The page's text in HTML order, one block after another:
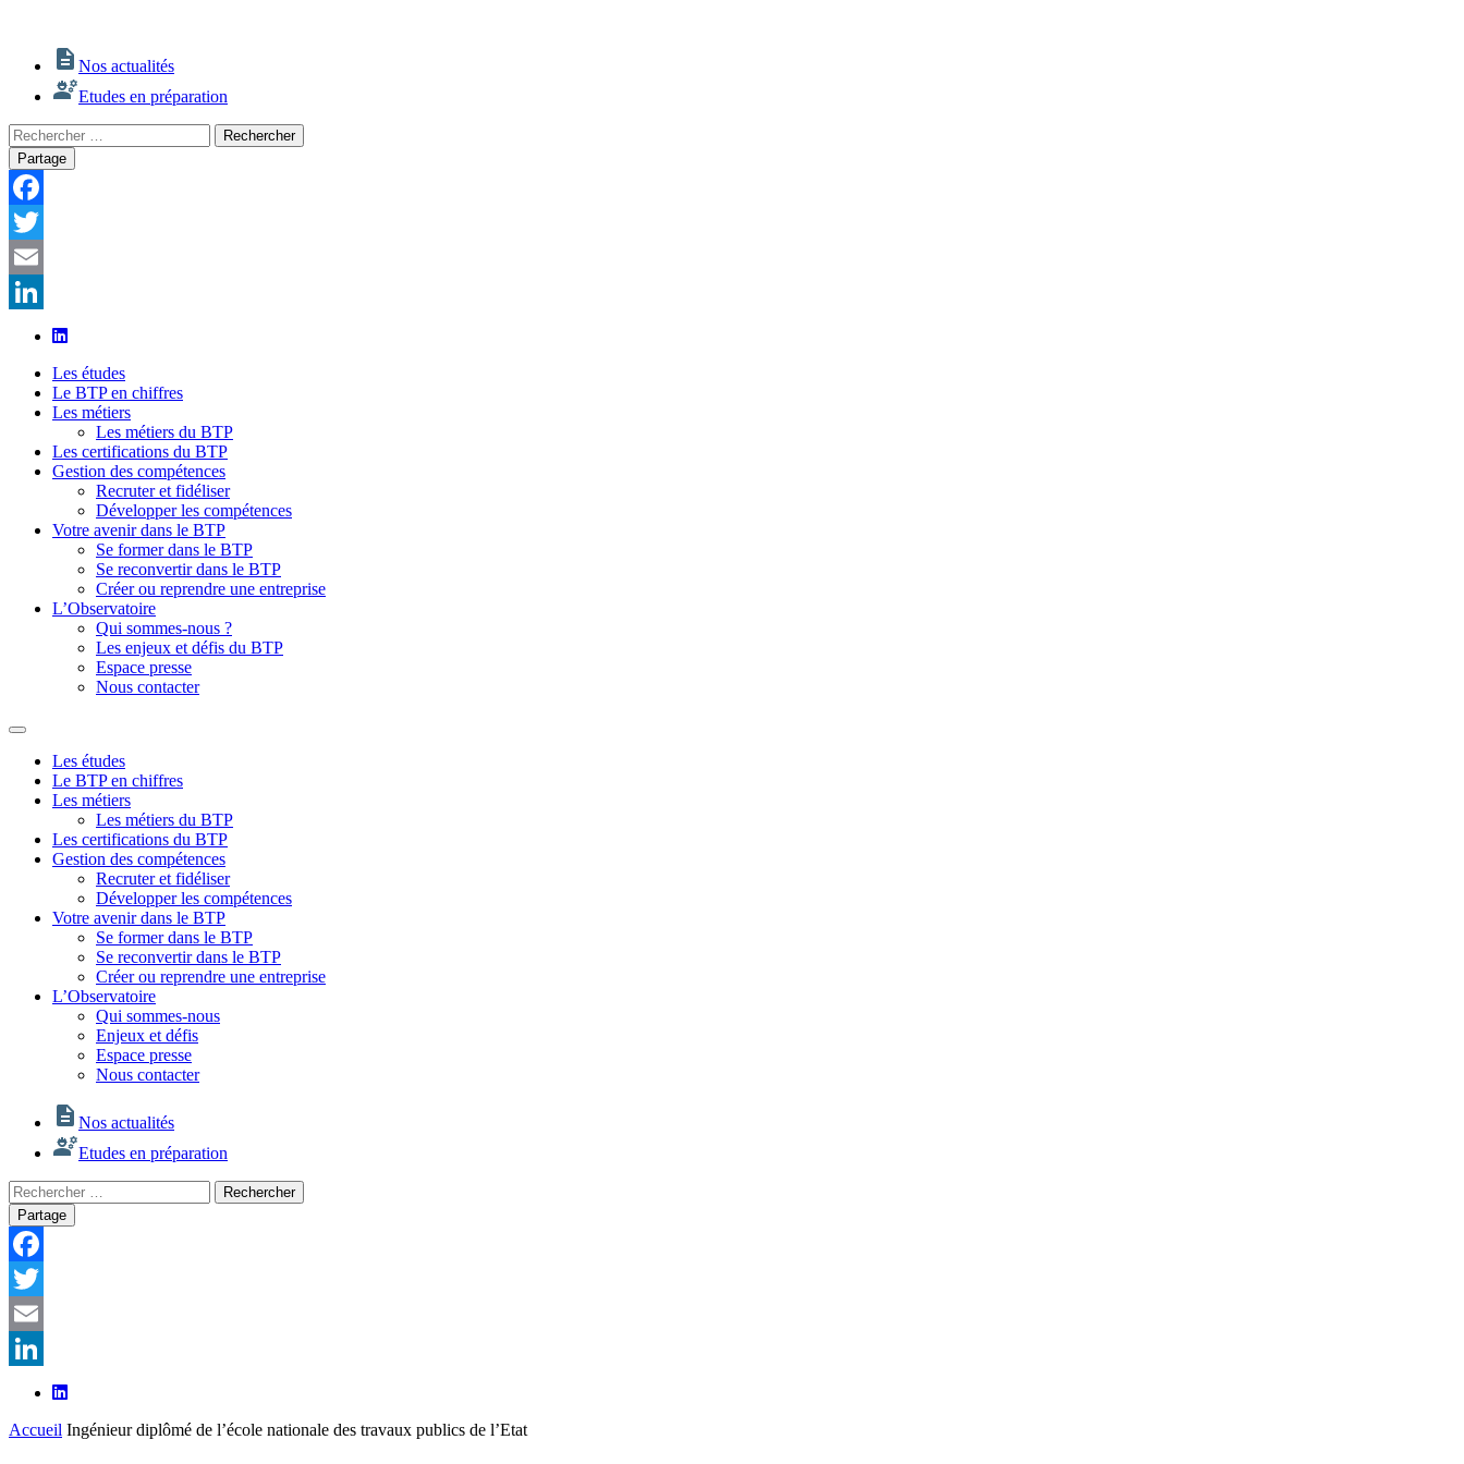
Nos actualités
Etudes en préparation
Rechercher
:
Rechercher
Partage
Facebook
Twitter
Email
LinkedIn
Les études
Le BTP en chiffres
Les métiers
Les métiers du BTP
Les certifications du BTP
Gestion des compétences
Recruter et fidéliser
Développer les compétences
Votre avenir dans le BTP
Se former dans le BTP
Se reconvertir dans le BTP
Créer ou reprendre une entreprise
L’Observatoire
Qui sommes-nous ?
Les enjeux et défis du BTP
Espace presse
Nous contacter
Les études
Le BTP en chiffres
Les métiers
Les métiers du BTP
Les certifications du BTP
Gestion des compétences
Recruter et fidéliser
Développer les compétences
Votre avenir dans le BTP
Se former dans le BTP
Se reconvertir dans le BTP
Créer ou reprendre une entreprise
L’Observatoire
Qui sommes-nous
Enjeux et défis
Espace presse
Nous contacter
Nos actualités
Etudes en préparation
Rechercher
:
Rechercher
Partage
Facebook
Twitter
Email
LinkedIn
Accueil Ingénieur diplômé de l’école nationale des travaux publics de l’Etat